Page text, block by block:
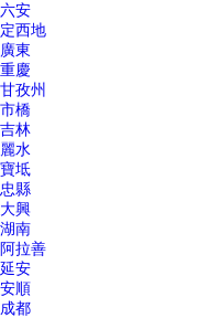
六安
定西地
廣東
重慶
甘孜州
市橋
吉林
麗水
寶坻
忠縣
大興
湖南
阿拉善
延安
安順
成都